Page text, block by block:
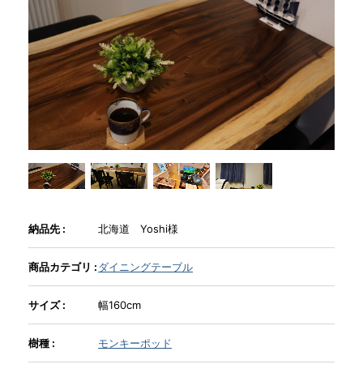
MOKUBA について
商品情報
直営店
イベント
WEBカタログ
全商品一覧
新入荷情報
納品先 : 北海道 Yoshi様
商品カテゴリ :ダイニングテーブル
サイズ : 幅160cm
樹種 : モンキーポッド